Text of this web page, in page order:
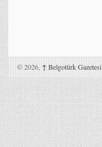
© 2026, ↑ Belgotürk Gazetesi